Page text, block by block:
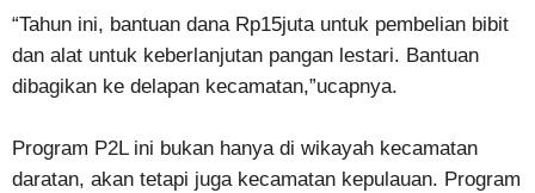
“Tahun ini, bantuan dana Rp15juta untuk pembelian bibit
dan alat untuk keberlanjutan pangan lestari. Bantuan
dibagikan ke delapan kecamatan,”ucapnya.
Program P2L ini bukan hanya di wikayah kecamatan
daratan, akan tetapi juga kecamatan kepulauan. Program